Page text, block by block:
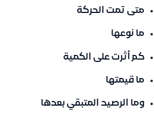
متى تمت الحركة
ما نوعها
كم أثرت على الكمية
ما قيمتها
وما الرصيد المتبقي بعدها